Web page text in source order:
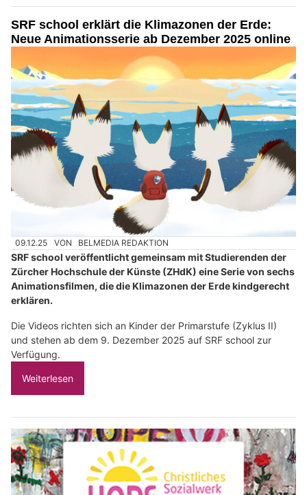
SRF school erklärt die Klimazonen der Erde:
Neue Animationsserie ab Dezember 2025 online
09.12.25 VON BELMEDIA REDAKTION
SRF school veröffentlicht gemeinsam mit Studierenden der
Zürcher Hochschule der Künste (ZHdK) eine Serie von sechs
Animationsfilmen, die die Klimazonen der Erde kindgerecht
erklären.
Die Videos richten sich an Kinder der Primarstufe (Zyklus II)
und stehen ab dem 9. Dezember 2025 auf SRF school zur
Verfügung.
Weiterlesen